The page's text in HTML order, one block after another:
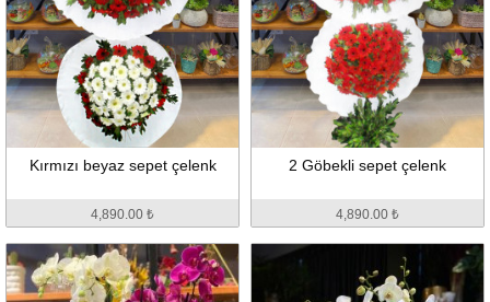
Kırmızı beyaz sepet çelenk
4,890.00 ₺
2 Göbekli sepet çelenk
4,890.00 ₺